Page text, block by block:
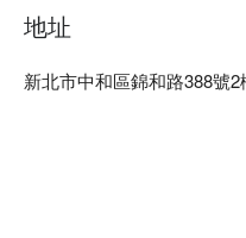
• 體驗項目：有氧棒球、成
• 評價：Google 4.9 星好評
• 分店特色：由張泰山擔任
地址
新北市中和區錦和路388號2